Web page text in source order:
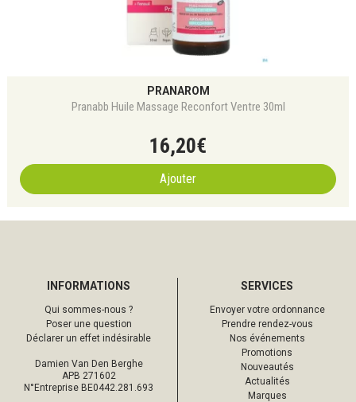
PRANAROM
Pranabb Huile Massage Reconfort Ventre 30ml
16,20€
Ajouter
INFORMATIONS
Qui sommes-nous ?
Poser une question
Déclarer un effet indésirable
Damien Van Den Berghe
APB 271602
N°Entreprise BE0442.281.693
SERVICES
Envoyer votre ordonnance
Prendre rendez-vous
Nos événements
Promotions
Nouveautés
Actualités
Marques